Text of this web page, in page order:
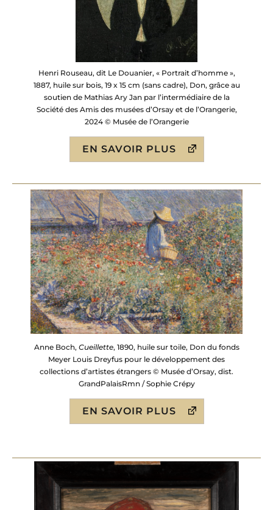
Henri Rouseau, dit Le Douanier, « Portrait d’homme »,
1887, huile sur bois, 19 x 15 cm (sans cadre), Don, grâce au
soutien de Mathias Ary Jan par l’intermédiaire de la
Société des Amis des musées d’Orsay et de l’Orangerie,
2024 © Musée de l’Orangerie
EN SAVOIR PLUS
Anne Boch, Cueillette, 1890, huile sur toile, Don du fonds
Meyer Louis Dreyfus pour le développement des
collections d’artistes étrangers © Musée d’Orsay, dist.
GrandPalaisRmn / Sophie Crépy
EN SAVOIR PLUS